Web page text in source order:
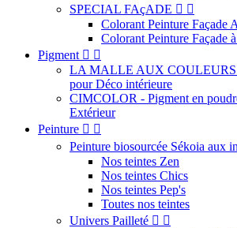
SPECIAL FAçADE  
Colorant Peinture Façade
Colorant Peinture Façade
Pigment  
LA MALLE AUX COULEURS
pour Déco intérieure
CIMCOLOR - Pigment en
Extérieur
Peinture  
Peinture biosourcée Sékoia aux
Nos teintes Zen
Nos teintes Chics
Nos teintes Pep's
Toutes nos teintes
Univers Pailleté  